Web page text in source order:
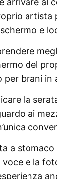
artista
e
del
brani in
la
ai
a
e la